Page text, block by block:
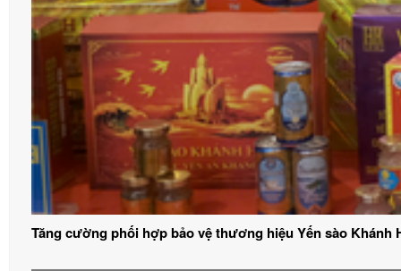
Tăng cường phối hợp bảo vệ thương hiệu Yến sào Khánh